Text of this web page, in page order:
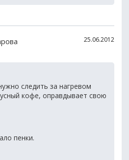
25.06.2012
следить за нагревом
кофе, оправдывает свою
пенки.